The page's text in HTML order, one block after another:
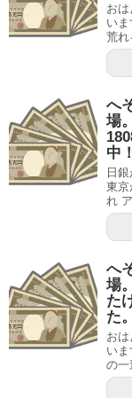
お
い
荒れ
へ
場
中！
日
東京
れ
へ
場
た
た。
お
い
の一